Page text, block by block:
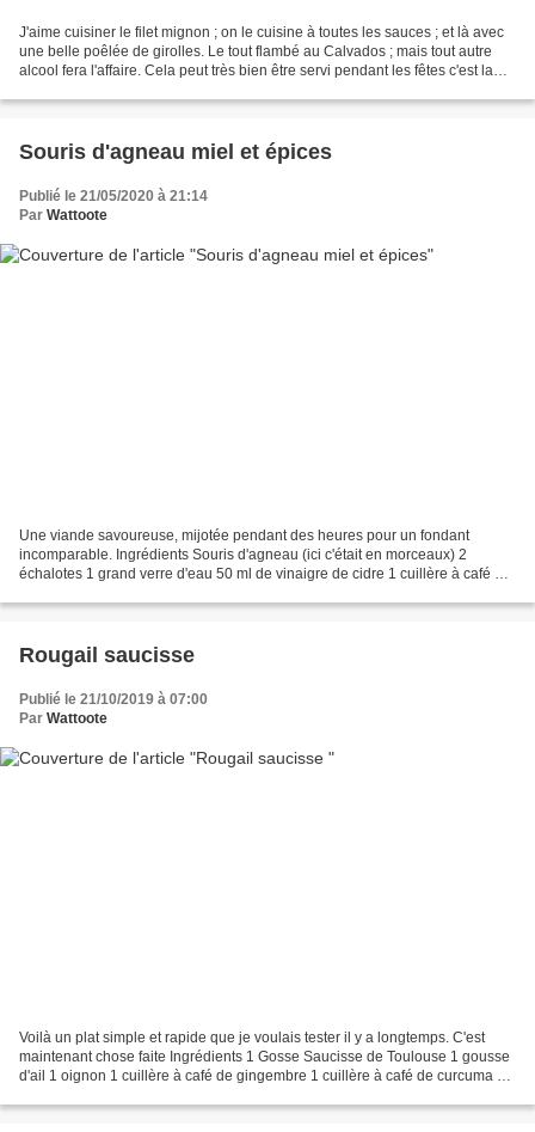
J'aime cuisiner le filet mignon ; on le cuisine à toutes les sauces ; et là avec
une belle poêlée de girolles. Le tout flambé au Calvados ; mais tout autre
alcool fera l'affaire. Cela peut très bien être servi pendant les fêtes c'est la
Souris d'agneau miel et épices
Publié le 21/05/2020 à 21:14
Par Wattoote
Une viande savoureuse, mijotée pendant des heures pour un fondant
incomparable. Ingrédients Souris d'agneau (ici c'était en morceaux) 2
échalotes 1 grand verre d'eau 50 ml de vinaigre de cidre 1 cuillère à café de
Rougail saucisse
Publié le 21/10/2019 à 07:00
Par Wattoote
Voilà un plat simple et rapide que je voulais tester il y a longtemps. C'est
maintenant chose faite Ingrédients 1 Gosse Saucisse de Toulouse 1 gousse
d'ail 1 oignon 1 cuillère à café de gingembre 1 cuillère à café de curcuma 1